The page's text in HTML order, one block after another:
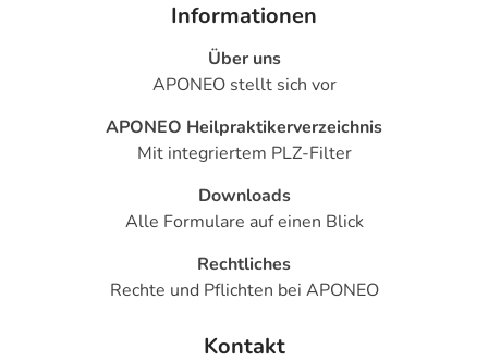
Informationen
Über uns
APONEO stellt sich vor
APONEO Heilpraktikerverzeichnis
Mit integriertem PLZ-Filter
Downloads
Alle Formulare auf einen Blick
Rechtliches
Rechte und Pflichten bei APONEO
Kontakt